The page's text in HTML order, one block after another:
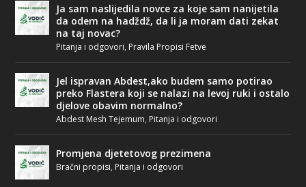
Ja sam naslijedila novce za koje sam nanijetila
da odem na hadždž, da li ja moram dati zekat
na taj novac?
Pitanja i odgovori, Pravila Propisi Fetve
Jel ispravan Abdest,ako budem samo potirao
preko Flastera koji se nalazi na levoj ruki i ostalo
djelove obavim normalno?
Abdest Mesh Tejemum, Pitanja i odgovori
Promjena djetetovog prezimena
Bračni propisi, Pitanja i odgovori